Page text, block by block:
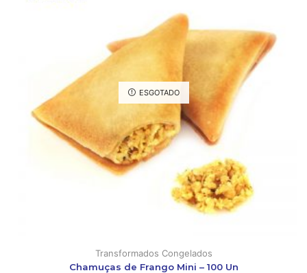
ESGOTADO
Transformados Congelados
Chamuças de Frango Mini – 100 Un